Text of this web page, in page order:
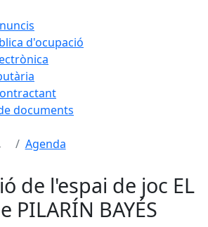
d'ocupació
documents
Agenda
de l'espai de joc EL
PILARÍN BAYÉS